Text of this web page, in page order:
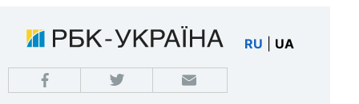
RU UA